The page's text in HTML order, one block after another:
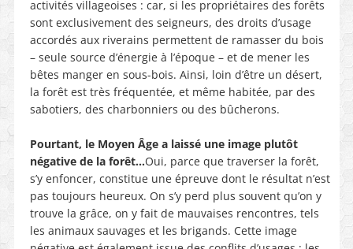
activités villageoises : car, si les propriétaires des forêts
sont exclusivement des seigneurs, des droits d’usage
accordés aux riverains permettent de ramasser du bois
– seule source d’énergie à l’époque – et de mener les
bêtes manger en sous-bois. Ainsi, loin d’être un désert,
la forêt est très fréquentée, et même habitée, par des
sabotiers, des charbonniers ou des bûcherons.
Pourtant, le Moyen Âge a laissé une image plutôt
négative de la forêt…Oui, parce que traverser la forêt,
s’y enfoncer, constitue une épreuve dont le résultat n’est
pas toujours heureux. On s’y perd plus souvent qu’on y
trouve la grâce, on y fait de mauvaises rencontres, tels
les animaux sauvages et les brigands. Cette image